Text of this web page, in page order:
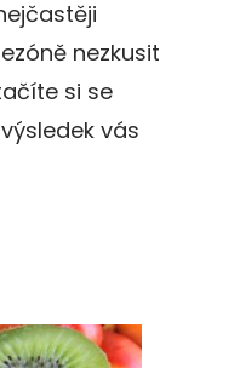
nezkusit
si se
vás